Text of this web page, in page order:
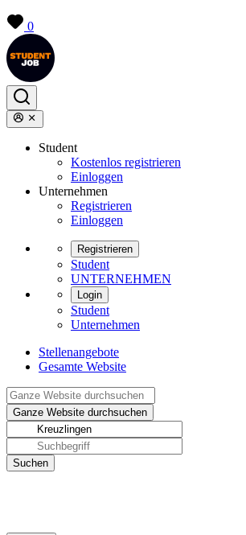
0
Student
Kostenlos registrieren
Einloggen
Unternehmen
Registrieren
Einloggen
Registrieren
Student
UNTERNEHMEN
Login
Student
Unternehmen
Stellenangebote
Gesamte Website